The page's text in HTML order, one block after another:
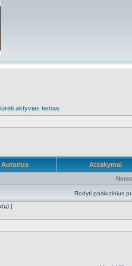
aktyvias temas
Autorius Atsakymai
Rodyti paskutinius
]